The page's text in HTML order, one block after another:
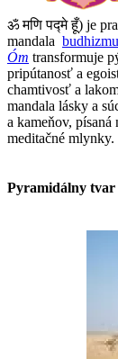
ॐ मणि पद्मे हूँ) je
mandala budhizmu
Óm transformuje
pripútanosť a
chamtivosť a
mandala lásky a
a kameňov, písaná
meditačné mlynky.
Pyramidálny